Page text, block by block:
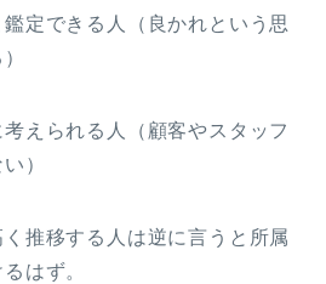
鑑定できる人（良かれという思
考えられる人（顧客やスタッフ
）
推移する人は逆に言うと所属
はず。